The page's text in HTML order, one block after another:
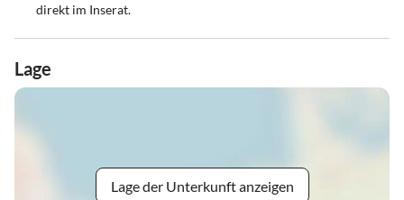
direkt im Inserat.
Lage
Lage der Unterkunft anzeigen